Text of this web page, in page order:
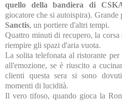
quello della bandiera di
giocatore che si autoispira). Grande
Sanctis, un portiere d'altri tempi.
Quattro minuti di recupero, la
riempire gli spazi d'aria vuota.
La solita telefonata al ristorante per
all'emozione, se è riuscito a
clienti questa sera si sono
momenti di lucidità.
Il vero tifoso, quando gioca la